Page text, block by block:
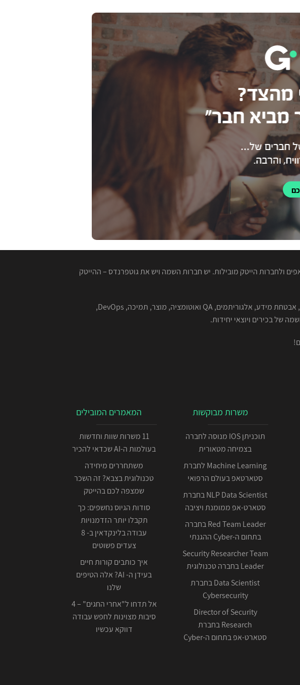
ולחברות הייטק מובילות. יש חברות השמה ויש את גוטפרנדס – ההייטק
המגייסות המנוסות שלנו מתמחות בהשמה למגוון רחב של תפקידים בהייטק - תוכנה, סייבר, אבטחת מידע, אלגוריתמים, QA ואוטומציה, מוצר, תמיכה, DevOps,
משרות מבוקשות
תוכניתן IOS מנוסה לחברה
בצמיחה מטאורית
Machine Learning לחברת
סטארטאפ בעולם הרפואי
NLP Data Scientist בחברת
סטארט-אפ ממומנת ויציבה
Red Team Leader בחברה
בתחום ה-Cyber ההגנתי
Security Researcher Team
Leader בחברה טכנולוגית
Data Scientist בחברת
Cybersecurity
Director of Security
Research בחברת
סטארט-אפ בתחום ה-Cyber
המאמרים המובילים
11 משרות שוות וחדשות
בעולמות ה-AI שכדאי להכיר
משתחררים מיחידה
טכנולוגית בצבא? זה השכר
שמצפה לכם בהייטק
סודות הגיוס נחשפים: כך
תקבלו יותר הזדמנויות
עבודה בלינקדאין ב- 8
צעדים פשוטים
איך כותבים קורות חיים
בעידן ה- AI? אלה הטיפים
שלנו
אל תדחו ל"אחרי החגים" – 4
סיבות מצוינות לחפש עבודה
דווקא עכשיו